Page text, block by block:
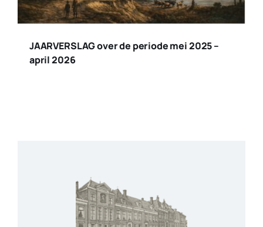
JAARVERSLAG over de periode mei 2025 –
april 2026